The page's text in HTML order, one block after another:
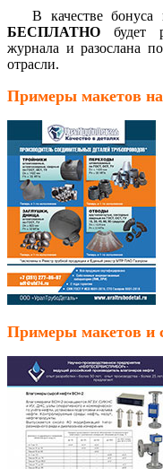
В качестве бонуса
БЕСПЛАТНО будет
журнала и разослана
отрасли.
Примеры макетов на
Примеры макетов и